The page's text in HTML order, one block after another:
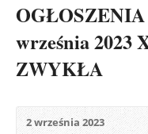
września
ZWYKŁA
2 września 2023